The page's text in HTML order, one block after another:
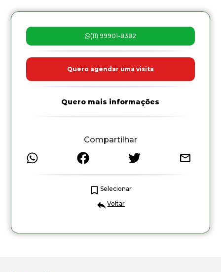
(11) 99901-8382
Quero agendar uma visita
Quero mais informações
Compartilhar
Selecionar
Voltar